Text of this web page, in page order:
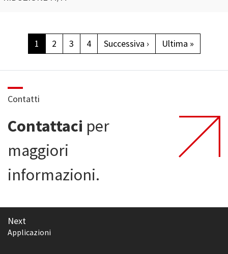
Paginazione
1 2 3 4 Successiva ›Pagina successiva
Ultima »Ultima
Contatti
Contattaci per
maggiori
informazioni.
Next
Applicazioni